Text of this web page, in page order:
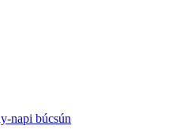
napi búcsún